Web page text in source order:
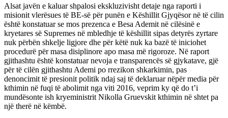
Alsat javën e kaluar shpalosi ekskluzivisht detaje nga raporti i
misionit vlerësues të BE-së për punën e Këshillit Gjyqësor në të cilin
është konstatuar se mos prezenca e Besa Ademit në cilësinë e
kryetares së Supremes në mbledhje të këshillit sipas detyrës zyrtare
nuk përbën shkelje ligjore dhe për këtë nuk ka bazë të iniciohet
procedurë për masa disiplinore apo masa më rigoroze. Në raport
gjithashtu është konstatuar nevoja e transparencës së gjykatave, gjë
për të cilën gjithashtu Ademi po rrezikon shkarkimin, pas
denoncimit të presionit politik ndaj saj të deklaruar nëpër media për
kthimin në fuqi të abolimit nga viti 2016, veprim ky që do t’i
mundësonte ish kryeministrit Nikolla Gruevskit kthimin në shtet pa
një therë në këmbë.